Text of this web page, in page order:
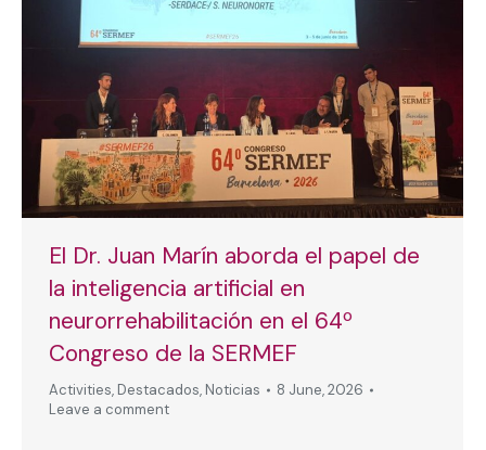
El Dr. Juan Marín aborda el papel de
la inteligencia artificial en
neurorrehabilitación en el 64º
Congreso de la SERMEF
Activities, Destacados, Noticias
8 June, 2026
Leave a comment